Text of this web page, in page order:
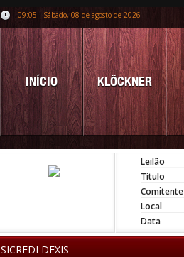
09:05 - Sábado, 08 de agosto de 2026
INÍCIO KLÖCKNER
Leilão
Título
Comitente
Local
Data
SICREDI DEXIS